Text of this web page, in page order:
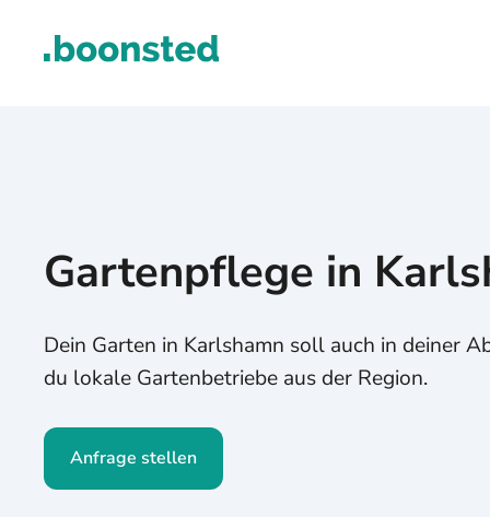
Gartenpflege in
Dein Garten in Karlshamn soll auch in deiner
du lokale Gartenbetriebe aus der Region.
Anfrage stellen